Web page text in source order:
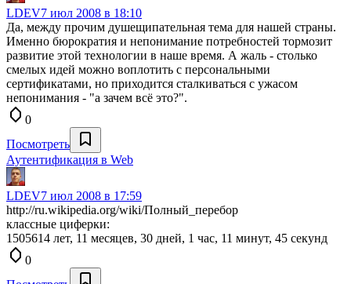
LDEV7 июл 2008 в 18:10
Да, между прочим душещипательная тема для нашей страны.
Именно бюрократия и непонимание потребностей тормозит
развитие этой технологии в наше время. А жаль - столько
смелых идей можно воплотить с персональными
сертификатами, но приходится сталкиваться с ужасом
непонимания - "а зачем всё это?".
0
Посмотреть
Аутентификация в Web
LDEV7 июл 2008 в 17:59
http://ru.wikipedia.org/wiki/Полный_перебор
классные циферки:
1505614 лет, 11 месяцев, 30 дней, 1 час, 11 минут, 45 секунд
0